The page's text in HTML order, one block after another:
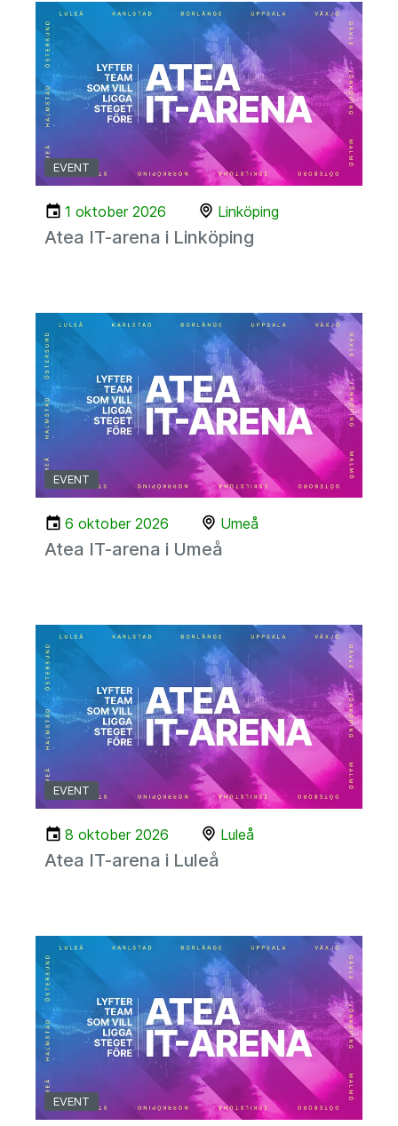
EVENT
1 oktober 2026 Linköping
Atea IT-arena i Linköping
EVENT
6 oktober 2026 Umeå
Atea IT-arena i Umeå
EVENT
8 oktober 2026 Luleå
Atea IT-arena i Luleå
EVENT